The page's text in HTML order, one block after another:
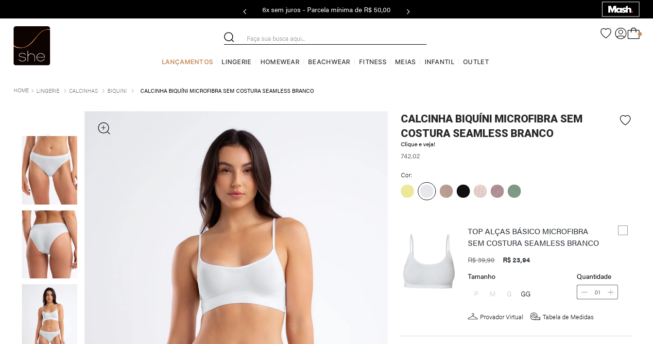
6x sem juros - Parcela mínima de R$ 50,00
Faça sua busca aqui...
LANÇAMENTOS LINGERIE HOMEWEAR BEACHWEAR FITNESS MEIAS INFANTIL OUTLET
0
LINGERIE CALCINHAS BIQUINI CALCINHA BIQUÍNI MICROFIBRA SEM COSTURA SEAMLESS BRANCO
CALCINHA BIQUÍNI MICROFIBRA SEM
COSTURA SEAMLESS BRANCO
Clique e veja!
742.02
Cor:
TOP ALÇAS BÁSICO MICROFIBRA
SEM COSTURA SEAMLESS BRANCO
R$ 39,90
R$ 23,94
Tamanho
P
M G GG
Quantidade
01
Provador Virtual Tabela de Medidas
TERMOS MAIS BUSCADOS
COSTURA
2º INFANTIL
3º FIO DENTAL
BASICO
BIQUÍNI
MAIO